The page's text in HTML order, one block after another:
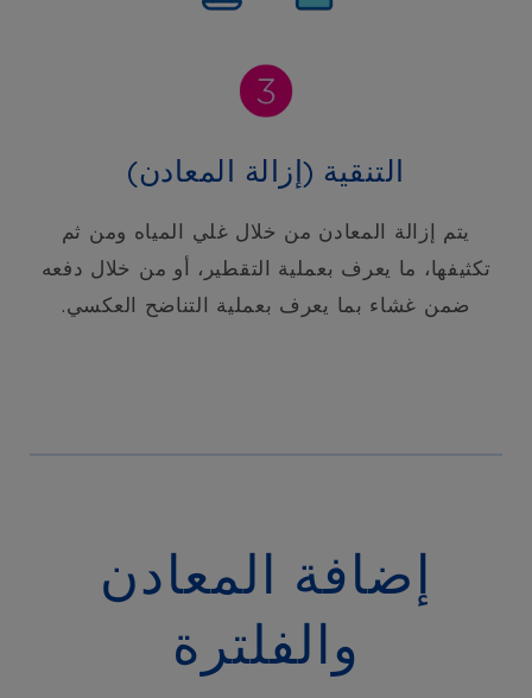
التنقية (إزالة المعادن)
يتم إزالة المعادن من خلال غلي المياه ومن ثم
تكثيفها، ما يعرف بعملية التقطير، أو من خلال دفعه
ضمن غشاء بما يعرف بعملية التناضح العكسي.
إضافة المعادن
والفلترة